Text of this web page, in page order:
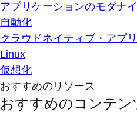
アプリケーションのモダナ
自動化
クラウドネイティブ・アプ
Linux
仮想化
おすすめのリソース
おすすめのコンテン